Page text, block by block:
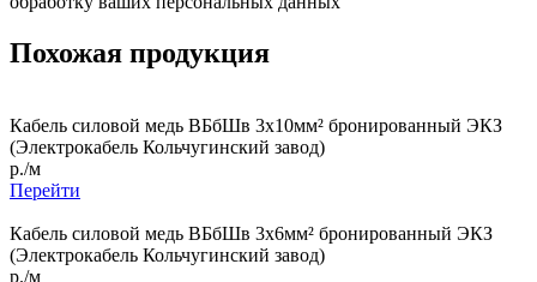
Похожая продукция
Кабель силовой медь ВБбШв 3x10мм² бронированный ЭКЗ
(Электрокабель Кольчугинский завод)
р./м
Перейти
Кабель силовой медь ВБбШв 3x6мм² бронированный ЭКЗ
(Электрокабель Кольчугинский завод)
р./м